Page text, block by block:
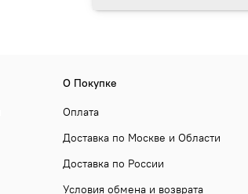
О Покупке
Оплата
Доставка по Москве и Области
Доставка по России
Условия обмена и возврата